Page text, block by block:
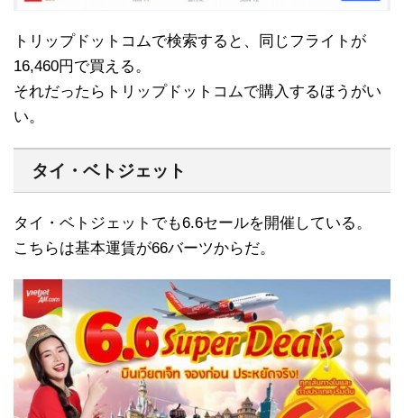
トリップドットコムで検索すると、同じフライトが
16,460円で買える。
それだったらトリップドットコムで購入するほうがい
い。
タイ・ベトジェット
タイ・ベトジェットでも6.6セールを開催している。
こちらは基本運賃が66バーツからだ。